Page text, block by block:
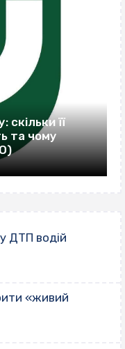
її
та чому
ДТП водій
«живий